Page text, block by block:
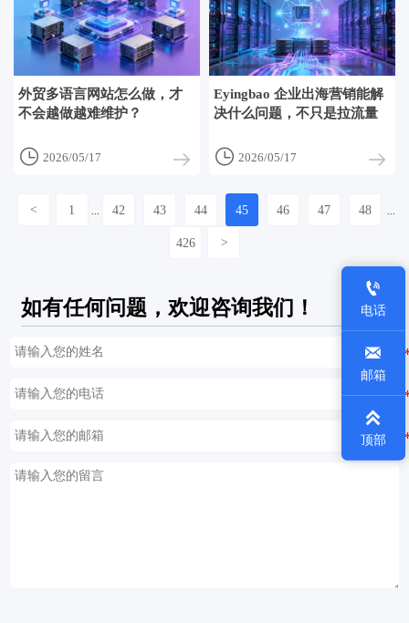
外贸多语言网站怎么做，才
不会越做越难维护？
 2026/05/17
Eyingbao 企业出海营销能解
决什么问题，不只是拉流量
 2026/05/17
< 1 42 43 44 45 46 47 48
426 >
如有任何问题，欢迎咨询我们！

电话

邮箱

顶部